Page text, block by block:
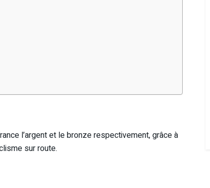
l’argent et le bronze respectivement, grâce à
sur route.